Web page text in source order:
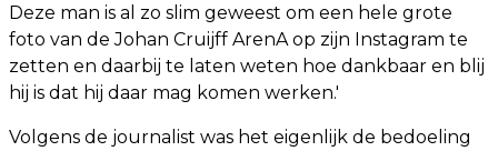
Deze man is al zo slim geweest om een hele grote
foto van de Johan Cruijff ArenA op zijn Instagram te
zetten en daarbij te laten weten hoe dankbaar en blij
hij is dat hij daar mag komen werken.'
Volgens de journalist was het eigenlijk de bedoeling